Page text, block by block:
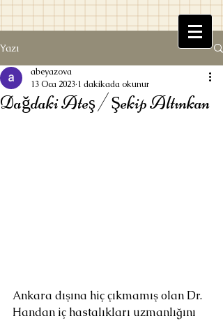
Beyaz Kitaplık
Yazı
Dağdaki Ateş / Şekip Altınkan
abeyazova
13 Oca 2023 1 dakikada okunur
Ankara dışına hiç çıkmamış olan Dr.
Handan iç hastalıkları uzmanlığını